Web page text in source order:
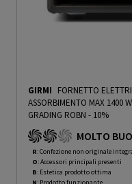
GIRMI FORNETTO
ASSORBIMENTO MAX 1400
GRADING ROBN - 10%
MOLTO
R: Confezione non originale
O: Accessori principali presenti
B: Estetica prodotto ottima